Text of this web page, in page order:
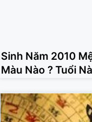
Sinh Năm 2010
Màu Nào ? Tuổi